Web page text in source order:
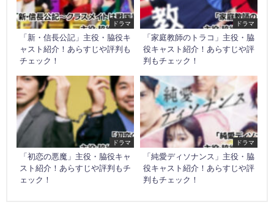
ドラマ
「新・信長公記」主役・脇役キ
ャスト紹介！あらすじや評判も
チェック！
ドラマ
「家庭教師のトラコ」主役・脇
役キャスト紹介！あらすじや評
判もチェック！
ドラマ
「初恋の悪魔」主役・脇役キャ
スト紹介！あらすじや評判もチ
ェック！
ドラマ
「純愛ディソナンス」主役・脇
役キャスト紹介！あらすじや評
判もチェック！